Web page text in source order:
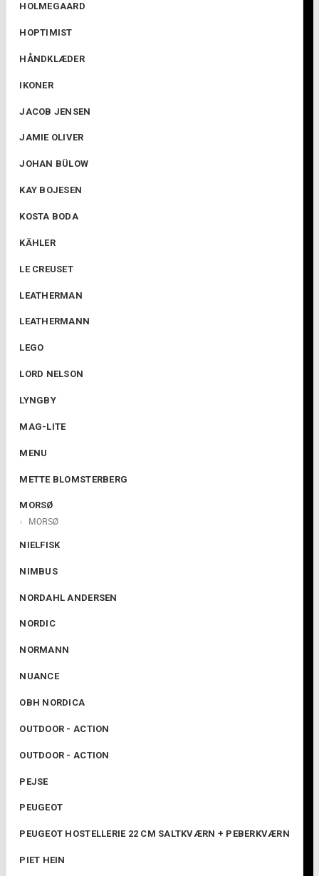
HOLMEGAARD
HOPTIMIST
HÅNDKLÆDER
IKONER
JACOB JENSEN
JAMIE OLIVER
JOHAN BÜLOW
KAY BOJESEN
KOSTA BODA
KÄHLER
LE CREUSET
LEATHERMAN
LEATHERMANN
LEGO
LORD NELSON
LYNGBY
MAG-LITE
MENU
METTE BLOMSTERBERG
MORSØ
MORSØ
NIELFISK
NIMBUS
NORDAHL ANDERSEN
NORDIC
NORMANN
NUANCE
OBH NORDICA
OUTDOOR - ACTION
OUTDOOR - ACTION
PEJSE
PEUGEOT
PEUGEOT HOSTELLERIE 22 CM SALTKVÆRN + PEBERKVÆRN
PIET HEIN